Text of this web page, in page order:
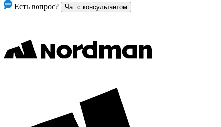
Есть вопрос? Чат с консультантом